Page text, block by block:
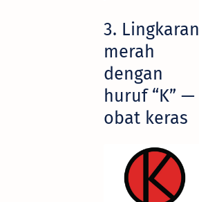
3. Lingkaran
merah
dengan
huruf “K” —
obat keras